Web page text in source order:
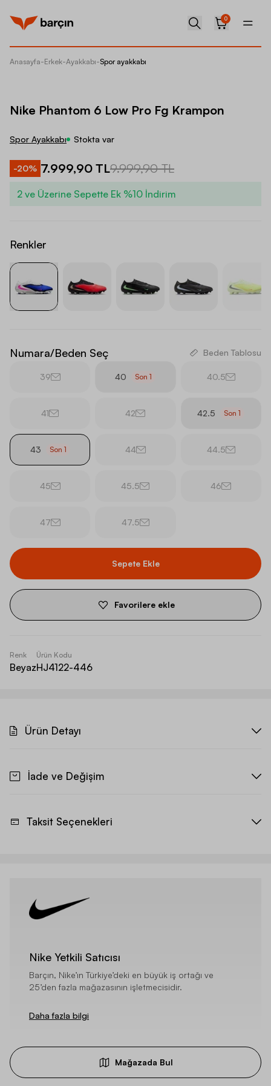
0
Anasayfa-Erkek-Ayakkabı-Spor ayakkabı
Nike Phantom 6 Low Pro Fg Krampon
Spor Ayakkabı Stokta var
-20% 7.999,90 TL9.999,90 TL
2 ve Üzerine Sepette Ek %10 İndirim
Renkler
Numara/Beden Seç Beden Tablosu
39 40 Son1 40.5
41 42 42.5 Son1
43 Son 1 44 44.5
45 45.5 46
47 47.5
Sepete Ekle
Favorilere ekle
Renk
Beyaz
Ürün Kodu
HJ4122-446
Ürün Detayı
İade ve Değişim
Taksit Seçenekleri
Nike Yetkili Satıcısı
Barçın, Nike’ın Türkiye’deki en büyük iş ortağı ve
25’den fazla mağazasının işletmecisidir.
Daha fazla bilgi
Mağazada Bul